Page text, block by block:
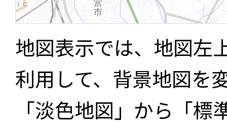
地図表示では、地図左
利用して、背景地図を
「淡色地図」から「